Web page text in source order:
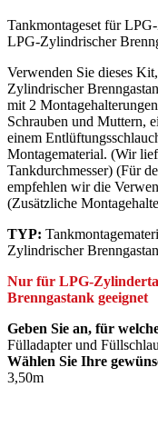
Tankmontageset für
LPG-Zylindrischer
Verwenden Sie dieses
Zylindrischer
mit 2
Schrauben und Muttern,
einem
Montagematerial. (Wir
Tankdurchmesser) (Für
empfehlen wir die
(Zusätzliche
TYP:
Zylindrischer
Nur für LPG-
Brenngastank geeignet
Geben Sie an, für
Fülladapter und
Wählen Sie Ihre
3,50m